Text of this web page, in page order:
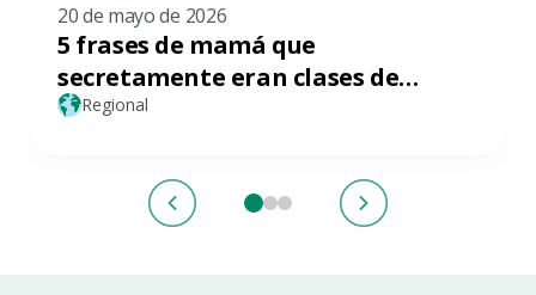
20 de mayo de 2026
5 frases de mamá que
secretamente eran clases de
finanzas personales y no sabías
Regional